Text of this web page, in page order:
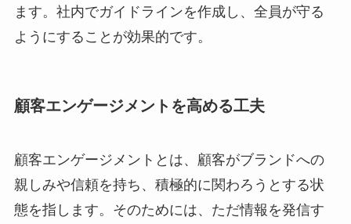
ます。社内でガイドラインを作成し、全員が守る
ようにすることが効果的です。
顧客エンゲージメントを高める工夫
顧客エンゲージメントとは、顧客がブランドへの
親しみや信頼を持ち、積極的に関わろうとする状
態を指します。そのためには、ただ情報を発信す